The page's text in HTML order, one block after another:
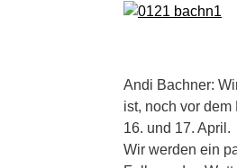
Andi Bachner:
ist, noch vor
16. und 17. April.
Wir werden ein